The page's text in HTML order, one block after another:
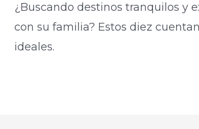
¿Buscando destinos tranquilos y
con su familia? Estos diez
ideales.